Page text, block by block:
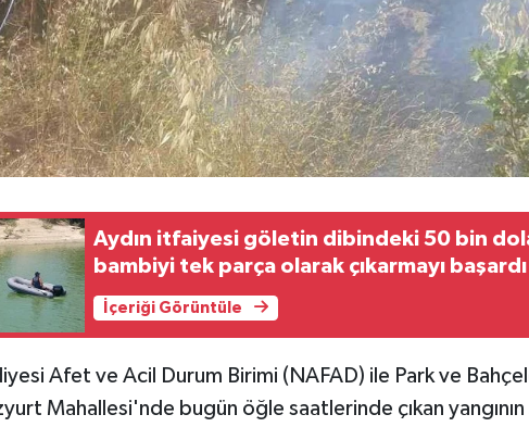
Aydın itfaiyesi göletin dibindeki 50 bin
bambiyi tek parça olarak çıkarmayı başardı
İçeriği Görüntüle
Afet ve Acil Durum Birimi (NAFAD) ile Park ve
Mahallesi'nde bugün öğle saatlerinde çıkan